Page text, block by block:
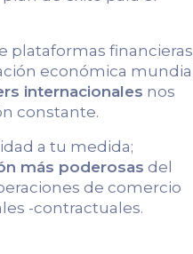
plataformas financieras
económica mundial
internacionales nos
constante.
a tu medida;
más poderosas del
de comercio
-contractuales.